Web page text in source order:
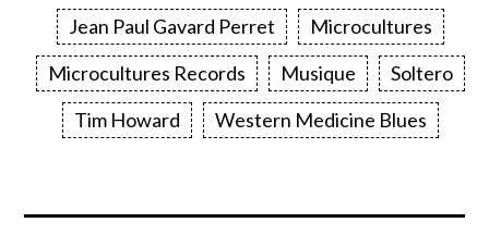
Jean Paul Gavard Perret
Microcultures
Microcultures Records
Musique
Soltero
Tim Howard
Western Medicine Blues